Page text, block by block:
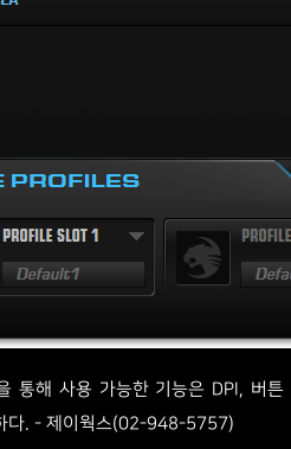
통해 사용 가능한 기능은 DPI, 버
다. - 제이웍스(02-948-5757)